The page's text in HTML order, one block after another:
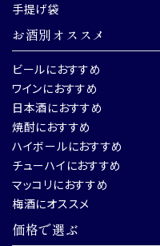
手提げ袋
お酒別オススメ
ビールにおすすめ
ワインにおすすめ
日本酒におすすめ
焼酎におすすめ
ハイボールにおすすめ
チューハイにおすすめ
マッコリにおすすめ
梅酒にオススメ
価格で選ぶ